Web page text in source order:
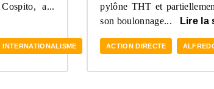
a...
INTERNATIONALISME LUTTE ANTINUC' PRISON
pylône THT et
son boulonnage...
Lire la
ACTION DIRECTE